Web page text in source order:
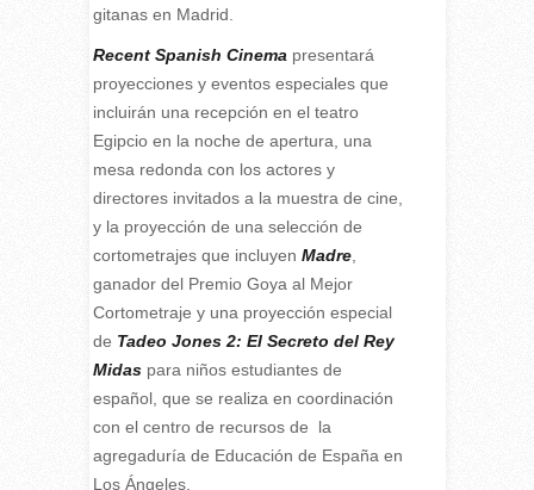
gitanas en Madrid.
Recent Spanish Cinema presentará
proyecciones y eventos especiales que
incluirán una recepción en el teatro
Egipcio en la noche de apertura, una
mesa redonda con los actores y
directores invitados a la muestra de cine,
y la proyección de una selección de
cortometrajes que incluyen Madre,
ganador del Premio Goya al Mejor
Cortometraje y una proyección especial
de Tadeo Jones 2: El Secreto del Rey
Midaspara niños estudiantes de
español, que se realiza en coordinación
con el centro de recursos de la
agregaduría de Educación de España en
Los Ángeles.